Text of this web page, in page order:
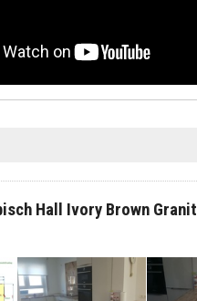
Hall Ivory Brown Granit